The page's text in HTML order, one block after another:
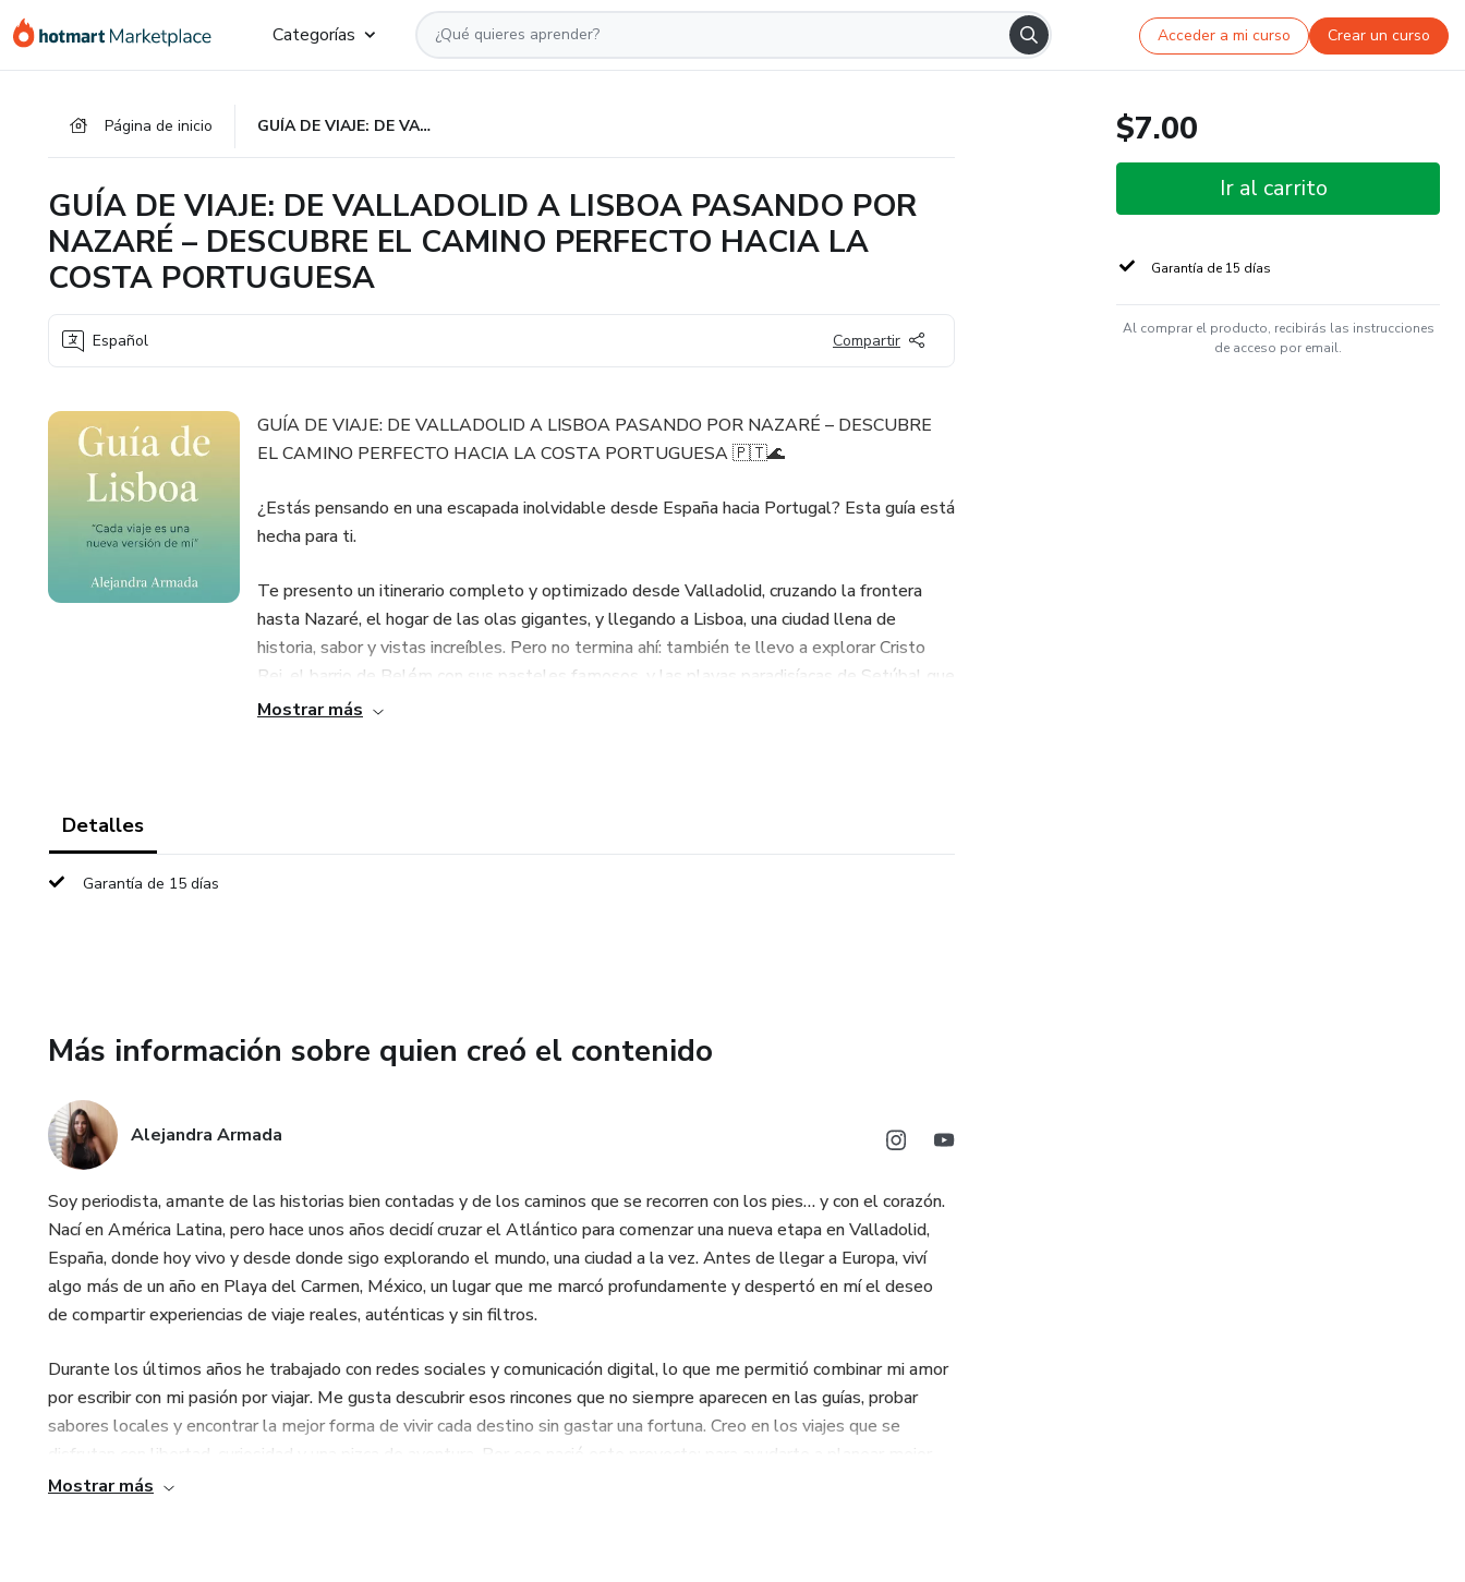
Categorías Acceder a mi curso Crear un curso
Página de inicio GUÍA DE VIAJE: DE VALLADOLID A LISBOA PASANDO POR NAZARÉ – DESCUBRE EL CAMINO PERFECTO HACIA LA COSTA PORTUGUESA
GUÍA DE VIAJE: DE VALLADOLID A LISBOA PASANDO POR
NAZARÉ – DESCUBRE EL CAMINO PERFECTO HACIA LA
COSTA PORTUGUESA
Español Compartir
GUÍA DE VIAJE: DE VALLADOLID A LISBOA PASANDO POR NAZARÉ – DESCUBRE
EL CAMINO PERFECTO HACIA LA COSTA PORTUGUESA 🇵🇹🌊
¿Estás pensando en una escapada inolvidable desde España hacia Portugal? Esta guía está
hecha para ti.
Te presento un itinerario completo y optimizado desde Valladolid, cruzando la frontera
hasta Nazaré, el hogar de las olas gigantes, y llegando a Lisboa, una ciudad llena de
historia, sabor y vistas increíbles. Pero no termina ahí: también te llevo a explorar Cristo
Rei, el barrio de Belém con sus pasteles famosos, y las playas paradisíacas de Setúbal que
pocos turistas conocen.
✅ Las playas más bonitas de Setúbal: cómo llegar, cuándo ir y qué llevar
🎒 Perfecta para aventureros que quieren más que una guía básica.
Transforma tu viaje en una experiencia única, evitando errores comunes y descubriendo
rincones que no salen en los típicos blogs de turismo.
👉 Si sueñas con un viaje diferente, bien organizado y lleno de momentos inolvidables,
esta guía es tu mejor compañera de ruta.
Mostrar más
Detalles
Garantía de 15 días
Más información sobre quien creó el contenido
Alejandra Armada
Soy periodista, amante de las historias bien contadas y de los caminos que se recorren con los pies… y con el corazón.
Nací en América Latina, pero hace unos años decidí cruzar el Atlántico para comenzar una nueva etapa en Valladolid,
España, donde hoy vivo y desde donde sigo explorando el mundo, una ciudad a la vez. Antes de llegar a Europa, viví
algo más de un año en Playa del Carmen, México, un lugar que me marcó profundamente y despertó en mí el deseo
de compartir experiencias de viaje reales, auténticas y sin filtros.
Durante los últimos años he trabajado con redes sociales y comunicación digital, lo que me permitió combinar mi amor
por escribir con mi pasión por viajar. Me gusta descubrir esos rincones que no siempre aparecen en las guías, probar
sabores locales y encontrar la mejor forma de vivir cada destino sin gastar una fortuna. Creo en los viajes que se
disfrutan con libertad, curiosidad y una pizca de aventura. Por eso nació este proyecto: para ayudarte a planear mejor,
viajar más ligero y vivir cada lugar como si ya fuera parte de ti.
Mostrar más
$7.00
Ir al carrito
Garantía de 15 días
Al comprar el producto, recibirás las instrucciones
de acceso por email.